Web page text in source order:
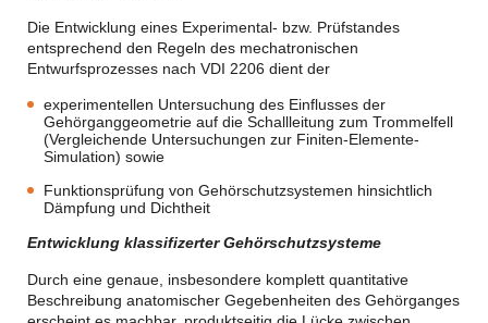
Die Entwicklung eines Experimental- bzw. Prüfstandes
entsprechend den Regeln des mechatronischen
Entwurfsprozesses nach VDI 2206 dient der
experimentellen Untersuchung des Einflusses der
Gehörganggeometrie auf die Schallleitung zum Trommelfell
(Vergleichende Untersuchungen zur Finiten-Elemente-
Simulation) sowie
Funktionsprüfung von Gehörschutzsystemen hinsichtlich
Dämpfung und Dichtheit
Entwicklung klassifizerter Gehörschutzsysteme
Durch eine genaue, insbesondere komplett quantitative
Beschreibung anatomischer Gegebenheiten des Gehörganges